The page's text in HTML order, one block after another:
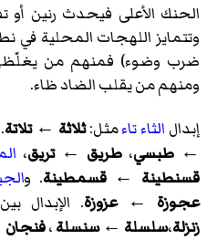
الحنك الأعلى فيحدث رنين أو
وتتمايز اللهجات المحلية في
ضرب وضوء) فمنهم من
ومنهم من يقلب الضاد ظاء.
إبدال الثاءتاءمثل:ثلاثة ←تلاتة
← طبسي، طريق ←تريق،
قسنطينة ←قسمطينة. و
عجوزة ←عزوزة. الإبدال بين
زنزلة،سلسلة ←سنسلة،فنجان